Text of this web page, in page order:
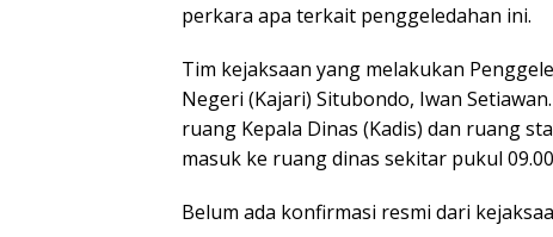
perkara apa terkait penggeledahan ini.
Tim kejaksaan yang melakukan
Negeri (Kajari) Situbondo, Iwan
ruang Kepala Dinas (Kadis) dan ruang
masuk ke ruang dinas sekitar pukul
Belum ada konfirmasi resmi dari